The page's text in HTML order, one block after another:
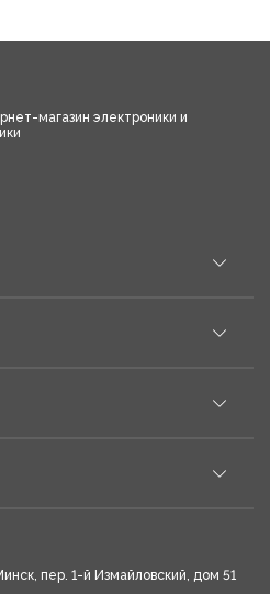
магазин электроники и
пер. 1-й Измайловский, дом 51